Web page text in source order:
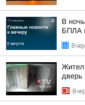
В
БПЛА
дверь